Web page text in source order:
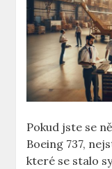
Pokud jste se
Boeing 737,
které se stalo